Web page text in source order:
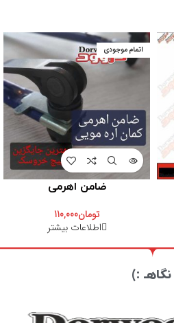
اتمام موجودی
ضامن اهرمی
تومان110,000
اطلاعات بیشتر
:)